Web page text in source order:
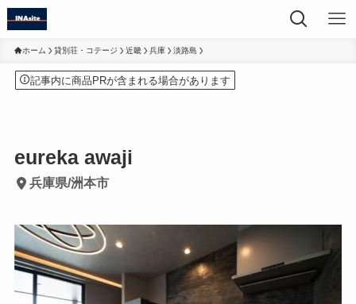
ホーム 貸別荘・コテージ 近畿 兵庫 淡路島
記事内に商品PRが含まれる場合があります
eureka awaji
兵庫県/洲本市